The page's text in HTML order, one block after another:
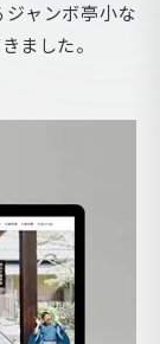
ャンボ亭小な
ました。